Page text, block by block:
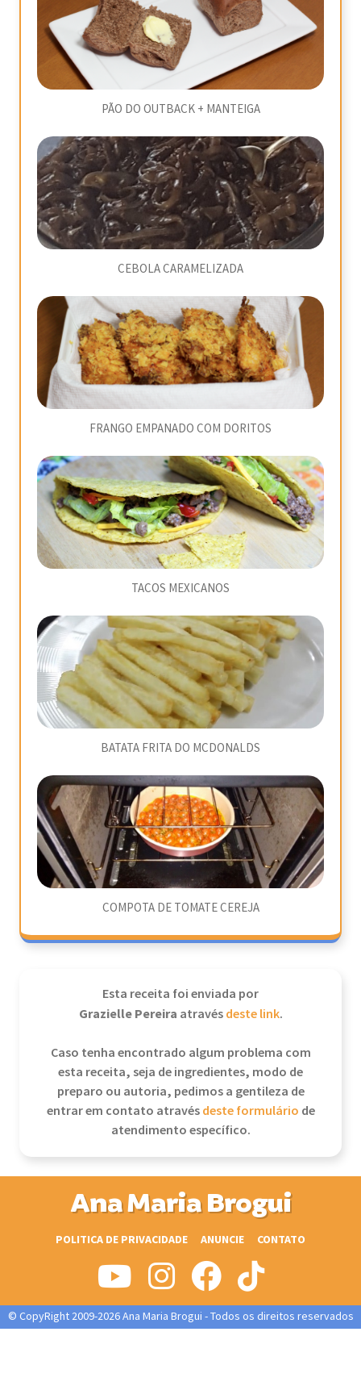
PÃO DO OUTBACK + MANTEIGA
CEBOLA CARAMELIZADA
FRANGO EMPANADO COM DORITOS
TACOS MEXICANOS
BATATA FRITA DO MCDONALDS
COMPOTA DE TOMATE CEREJA
Esta receita foi enviada por
Grazielle Pereira atravésdeste link.
Caso tenha encontrado algum problema com
esta receita, seja de ingredientes, modo de
preparo ou autoria, pedimos a gentileza de
entrar em contato atravésdeste formulário de
atendimento específico.
Ana Maria Brogui
POLITICA DE PRIVACIDADE ANUNCIE CONTATO
© CopyRight 2009-2026 Ana Maria Brogui - Todos os direitos reservados